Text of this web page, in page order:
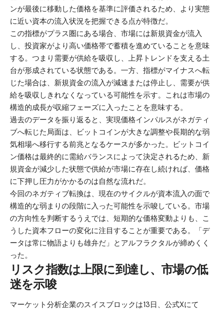
ンが最後に移動した価格を基準に評価されるため、より実態
に近い資本の流入状況を把握できる点が特徴だ。
この指標がプラス圏にある場合、市場には新規資金が流入
し、投資家がより高い価格帯で蓄積を進めていることを意味
する。つまり需要が供給を吸収し、上昇トレンドを支える土
台が形成されている状態である。一方、指標がマイナスへ転
じた場合は、新規資金の流入が減速または停止し、需要が供
給を吸収しきれなくなっている可能性を示す。これは市場の
構造的成長が収縮フェーズに入ったことを意味する。
過去のデータを振り返ると、実現価格インパルスがネガティ
ブへ転じた局面は、ビットコインが大きな調整や長期的な弱
気相場へ移行する前兆となるケースが多かった。ビットコイ
ン価格は最終的に需給バランスによって決定されるため、新
規資金が減少した状態で供給が市場に存在し続ければ、価格
に下押し圧力がかかるのは自然な流れだ。
今回のネガティブ転換は、現在のサイクルが資本流入の面で
構造的な弱まりの段階に入った可能性を示唆している。市場
の方向性を判断するうえでは、短期的な価格変動よりも、こ
うした資本フローの変化に注目することが重要である。「デ
ータは常に物語よりも雄弁だ」とアルフラクタルが締めくく
った。
リスク指数は上限に到達し、市場の低
迷を示唆
マーケット分析企業のスイスブロックは13日、公式Xにて